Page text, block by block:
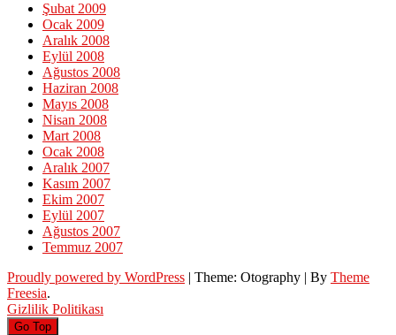
Şubat 2009
Ocak 2009
Aralık 2008
Eylül 2008
Ağustos 2008
Haziran 2008
Mayıs 2008
Nisan 2008
Mart 2008
Ocak 2008
Aralık 2007
Kasım 2007
Ekim 2007
Eylül 2007
Ağustos 2007
Temmuz 2007
Proudly powered by WordPress | Theme: Otography | By Theme
Freesia.
Gizlilik Politikası
Go Top